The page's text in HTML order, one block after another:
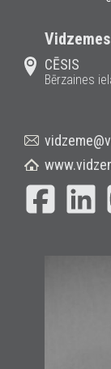
CĒSIS
Bērzaines